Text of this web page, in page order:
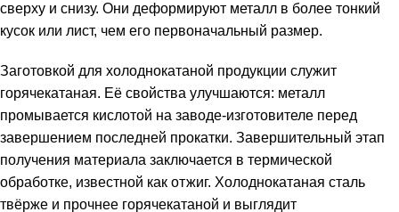
сверху и снизу. Они деформируют металл в более тонкий
кусок или лист, чем его первоначальный размер.
Заготовкой для холоднокатаной продукции служит
горячекатаная. Её свойства улучшаются: металл
промывается кислотой на заводе-изготовителе перед
завершением последней прокатки. Завершительный этап
получения материала заключается в термической
обработке, известной как отжиг. Холоднокатаная сталь
твёрже и прочнее горячекатаной и выглядит